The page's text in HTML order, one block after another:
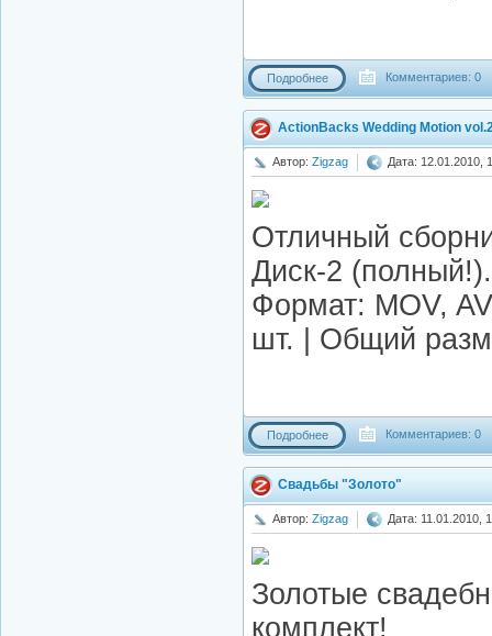
Подробнее Комментариев: 0
ActionBacks Wedding Motion
Автор: Zigzag Дата: 12.01.2010,
Отличный
Диск-2
Формат: MOV,
шт. | Общий
Подробнее Комментариев: 0
Свадьбы "Золото"
Автор: Zigzag Дата: 11.01.2010,
Золотые
комплект!